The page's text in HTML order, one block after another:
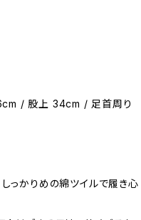
/ 股上 34cm / 足首周り
っかりめの綿ツイルで履き心